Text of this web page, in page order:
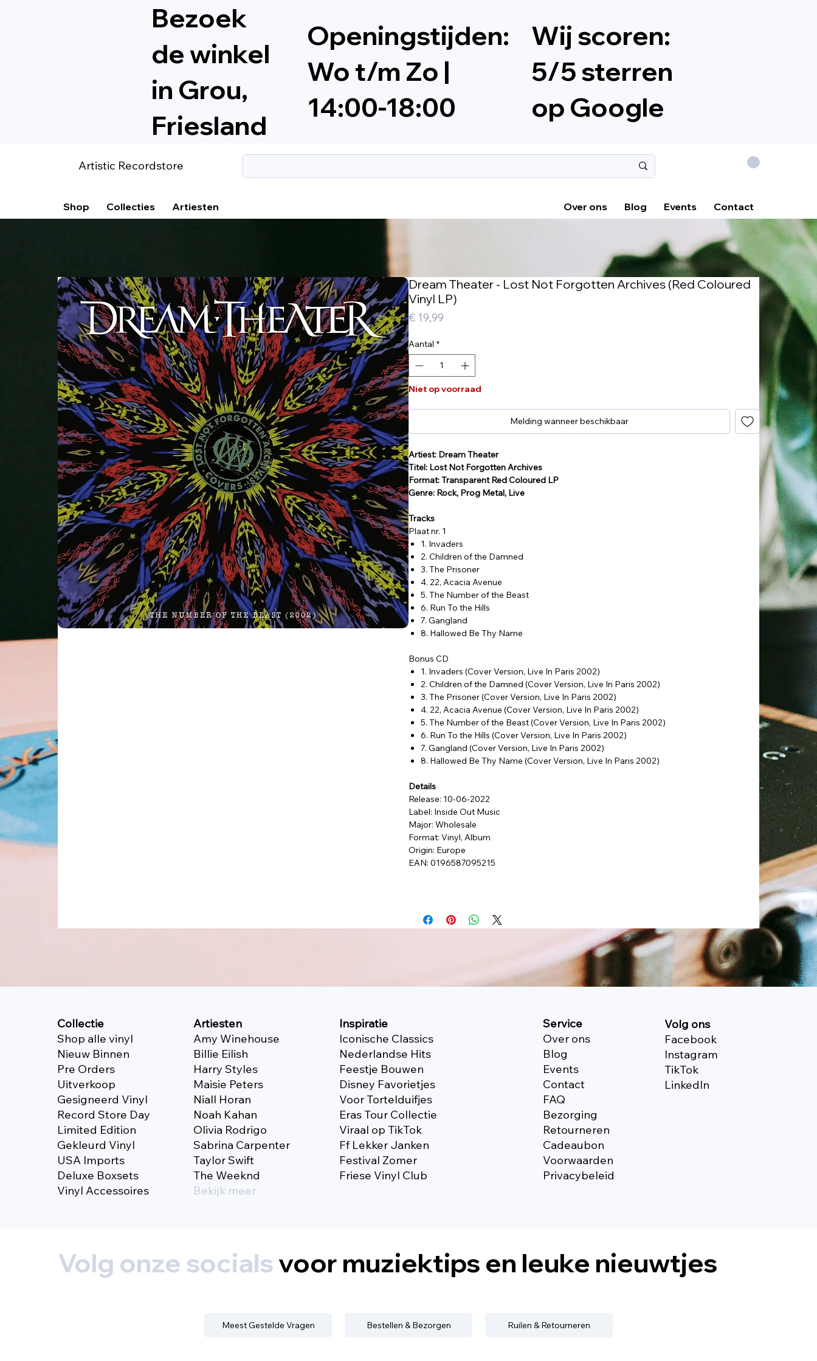
Bezoek
de winkel
in Grou,
Friesland
Openingstijden:
Wo t/m Zo |
14:00-18:00
Wij scoren:
5/5 sterren
op Google
Artistic Recordstore
.
Shop Collecties Artiesten Over ons Blog Events Contact
Dream Theater - Lost Not Forgotten Archives (Red Coloured
Vinyl LP)
€ 19,99
Aantal *
Niet op voorraad
Melding wanneer beschikbaar
Artiest: Dream Theater
Titel: Lost Not Forgotten Archives
Format: Transparent Red Coloured LP
Genre: Rock, Prog Metal, Live
Tracks
Plaat nr. 1
1. Invaders
2. Children of the Damned
3. The Prisoner
4. 22, Acacia Avenue
5. The Number of the Beast
6. Run To the Hills
7. Gangland
8. Hallowed Be Thy Name
Bonus CD
1. Invaders (Cover Version, Live In Paris 2002)
2. Children of the Damned (Cover Version, Live In Paris 2002)
3. The Prisoner (Cover Version, Live In Paris 2002)
4. 22, Acacia Avenue (Cover Version, Live In Paris 2002)
5. The Number of the Beast (Cover Version, Live In Paris 2002)
6. Run To the Hills (Cover Version, Live In Paris 2002)
7. Gangland (Cover Version, Live In Paris 2002)
8. Hallowed Be Thy Name (Cover Version, Live In Paris 2002)
Details
Release: 10-06-2022
Label: Inside Out Music
Major: Wholesale
Format: Vinyl, Album
Origin: Europe
EAN: 0196587095215
Collectie
Shop alle vinyl
Nieuw Binnen
Pre Orders
Uitverkoop
Gesigneerd Vinyl
Record Store Day
Limited Edition
Gekleurd Vinyl
USA Imports
Deluxe Boxsets
Vinyl Accessoires
Artiesten
Amy Winehouse
Billie Eilish
Harry Styles
Maisie Peters
Niall Horan
Noah Kahan
Olivia Rodrigo
Sabrina Carpenter
Taylor Swift
The Weeknd
Bekijk meer
Inspiratie
Iconische Classics
Nederlandse Hits
Feestje Bouwen
Disney Favorietjes
Voor Tortelduifjes
Eras Tour Collectie
Viraal op TikTok
Ff Lekker Janken
Festival Zomer
Friese Vinyl Club
Service
Over ons
Blog
Events
Contact
FAQ
Bezorging
Retourneren
Cadeaubon
Voorwaarden
Privacybeleid
Volg ons
Facebook
Instagram
TikTok
Linkedln
Volg onze socialsvoor muziektips en leuke nieuwtjes
Meest Gestelde Vragen Bestellen & Bezorgen Ruilen & Retourneren